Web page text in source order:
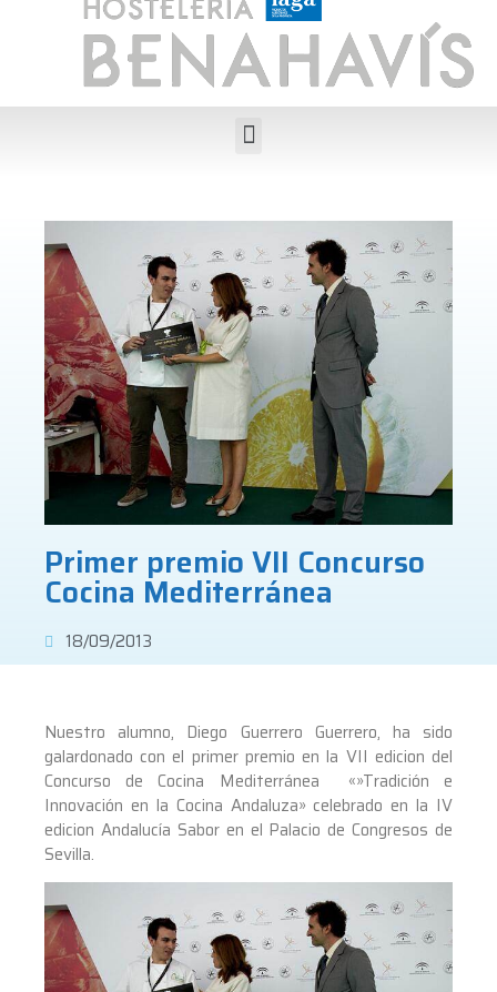
Primer premio VII Concurso
Cocina Mediterránea
18/09/2013
Nuestro alumno, Diego Guerrero Guerrero, ha sido
galardonado con el primer premio en la VII edicion del
Concurso de Cocina Mediterránea «»Tradición e
Innovación en la Cocina Andaluza» celebrado en la IV
edicion Andalucía Sabor en el Palacio de Congresos de
Sevilla.